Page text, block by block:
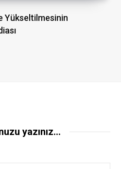
Yükseltilmesinin
yazınız...